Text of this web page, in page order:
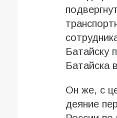
Батайску
Батайска
Он же, с
деяние